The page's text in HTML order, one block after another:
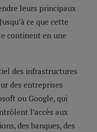
leurs principaux
ce que cette
continent en une
des infrastructures
des entreprises
ou Google, qui
l’accès aux
des banques, des